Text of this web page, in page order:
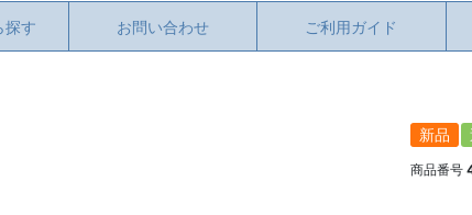
探す お問い合わせ ご利用ガイド
新品
商品番号